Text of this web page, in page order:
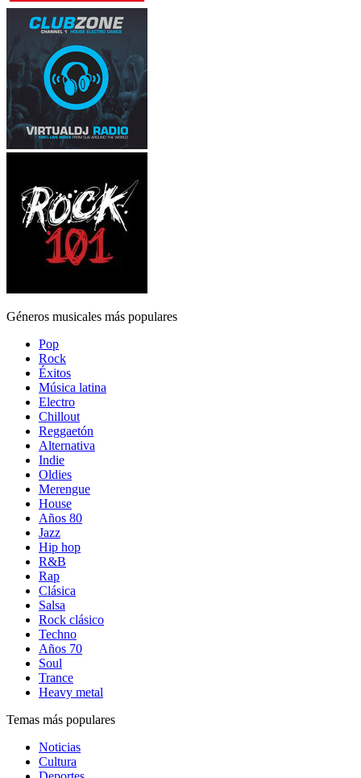
Géneros musicales más populares
Pop
Rock
Éxitos
Música latina
Electro
Chillout
Reggaetón
Alternativa
Indie
Oldies
Merengue
House
Años 80
Jazz
Hip hop
R&B
Rap
Clásica
Salsa
Rock clásico
Techno
Años 70
Soul
Trance
Heavy metal
Temas más populares
Noticias
Cultura